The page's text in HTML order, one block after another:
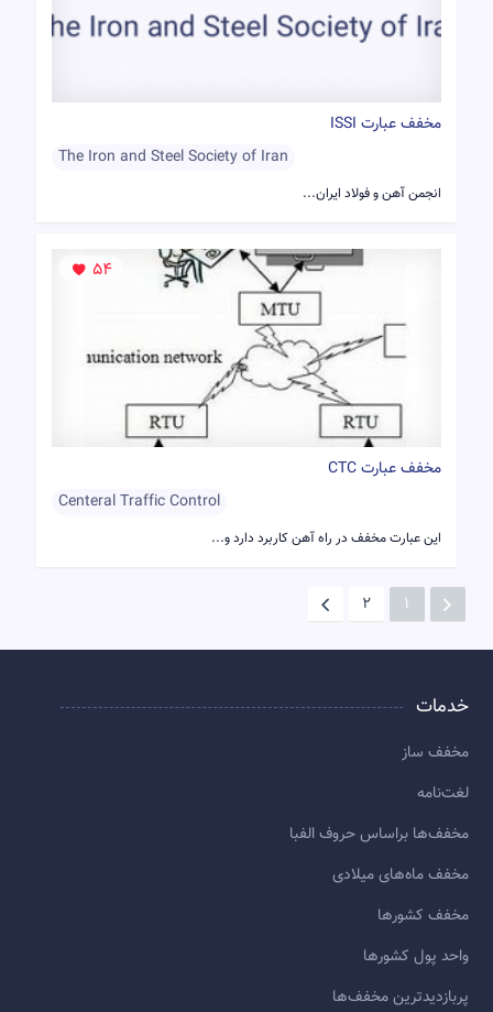
مخفف عبارت ISSI
The Iron and Steel Society of Iran
انجمن آهن و فولاد ایران...
54
مخفف عبارت CTC
Centeral Traffic Control
این عبارت مخفف در راه آهن کاربرد دارد و...
1
2
خدمات
مخفف ساز
لغت‌نامه
مخفف‌ها براساس حروف الفبا
مخفف ماه‌های میلادی
مخفف کشورها
واحد پول کشورها
پربازديدترين مخفف‌ها